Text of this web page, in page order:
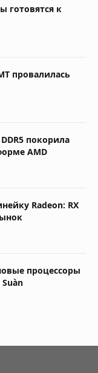
готовятся к
провалилась
покорила
AMD
Radeon: RX
процессоры